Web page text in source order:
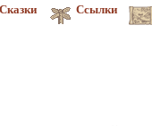
Сказки Ссылки